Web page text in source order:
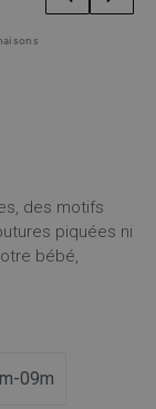
des motifs
piquées ni
bébé,
09m